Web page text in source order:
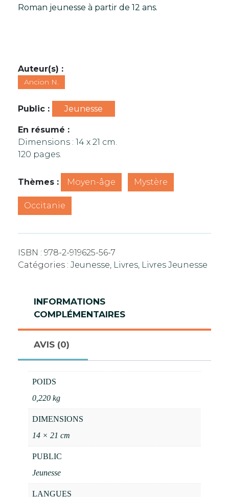
Roman jeunesse à partir de 12 ans.
Auteur(s) :
Ancion N.
Public : Jeunesse
En résumé :
Dimensions : 14 x 21 cm.
120 pages.
Thèmes : Moyen-âge Mystère
Occitanie
ISBN : 978-2-919625-56-7
Catégories : Jeunesse, Livres, Livres Jeunesse
INFORMATIONS
COMPLÉMENTAIRES
AVIS (0)
POIDS
0,220 kg
DIMENSIONS
14 × 21 cm
PUBLIC
Jeunesse
LANGUES